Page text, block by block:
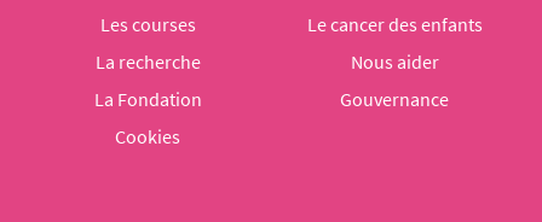
Les courses
Le cancer des enfants
La recherche
Nous aider
La Fondation
Gouvernance
Cookies